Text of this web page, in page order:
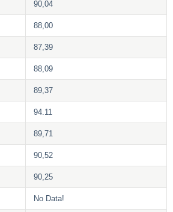
90,04
88,00
87,39
88,09
89,37
94.11
89,71
90,52
90,25
No Data!